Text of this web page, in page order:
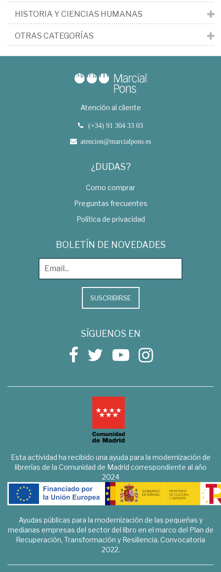
HISTORIA Y CIENCIAS HUMANAS
OTRAS CATEGORÍAS
Atención al cliente
(+34) 91 304 33 03
atencion@marcialpons.es
¿DUDAS?
Como comprar
Preguntas frecuentes
Política de privacidad
BOLETÍN DE NOVEDADES
SUSCRIBIRSE
SÍGUENOS EN
Esta actividad ha recibido una ayuda para la modernización de
librerías de la Comunidad de Madrid correspondiente al año
2024
Ayudas públicas para la modernización de las pequeñas y
medianas empresas del sector del libro en el marco del Plan de
Recuperación, Transformación y Resiliencia. Convocatoria
2022.